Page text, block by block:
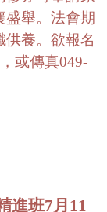
盛舉。法會期
供養。欲報名
或傳真049-
進班7月11